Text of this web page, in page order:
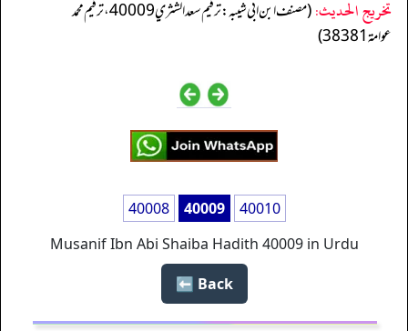
تخریج الحدیث:
(مصنف ابن ابي شيبه: ترقيم سعد الشثري 40009، ترقيم محمد
عوامة 38381)
40008 40009
40010
Musanif Ibn Abi Shaiba Hadith 40009 in Urdu
Back ⬅️